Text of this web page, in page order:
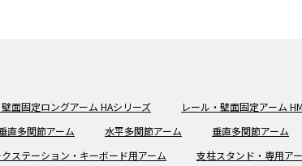
面固定ロングアーム HAシリーズ
レール・壁面固定アーム
直多関節アーム 水平多関節アーム 垂直多関節アーム
ステーション・キーボード用アーム 支柱スタンド・専用ア